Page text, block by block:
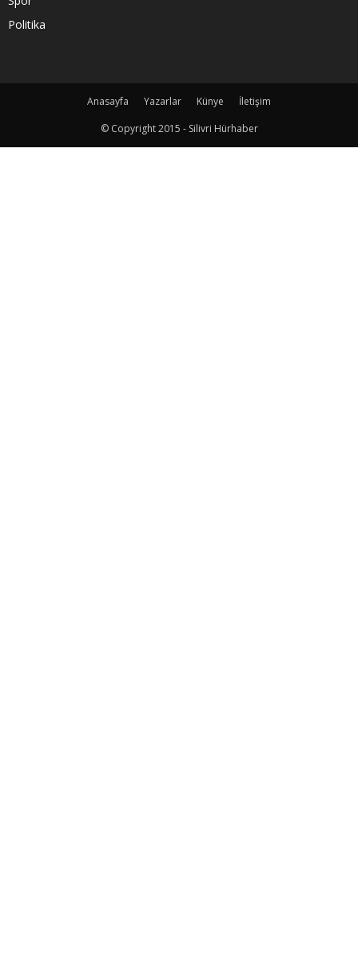
Politika
Anasayfa Yazarlar Künye
İletişim
© Copyright 2015 - Silivri Hürhaber